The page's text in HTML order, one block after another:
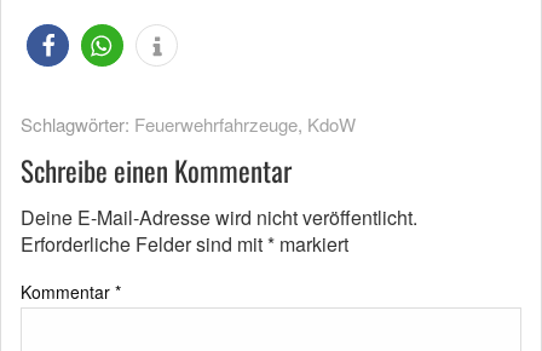
Schlagwörter: Feuerwehrfahrzeuge, KdoW
Schreibe einen Kommentar
Deine E-Mail-Adresse wird nicht veröffentlicht.
Erforderliche Felder sind mit* markiert
Kommentar *